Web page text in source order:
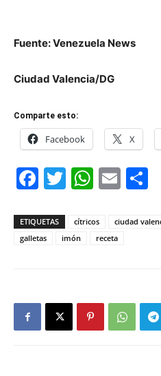
Fuente: Venezuela News
Ciudad Valencia/DG
Comparte esto:
Facebook X
Facebook
Twitter
ETIQUETAS cítricos ciudad
galletas
imón receta